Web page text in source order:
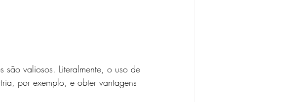
valiosos. Literalmente, o uso de
por exemplo, e obter vantagens